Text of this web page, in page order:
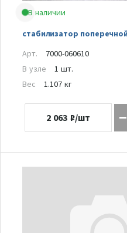
В наличии
стабилизатор
Арт.
7000-060610
В узле
1 шт.
Вес
1.107 кг
2 063 ₽/шт